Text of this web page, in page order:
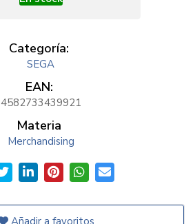
Categoría:
SEGA
EAN:
4582733439921
Materia
Merchandising
Añadir a favoritos